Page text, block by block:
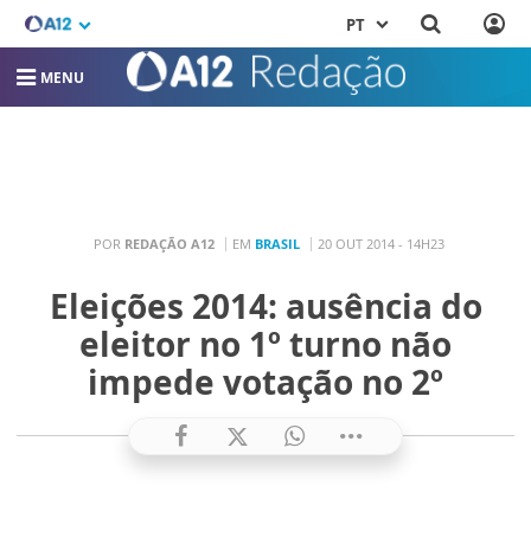
PT
MENU
POR REDAÇÃO A12 EM BRASIL 20 OUT 2014 - 14H23
Eleições 2014: ausência do
eleitor no 1º turno não
impede votação no 2º